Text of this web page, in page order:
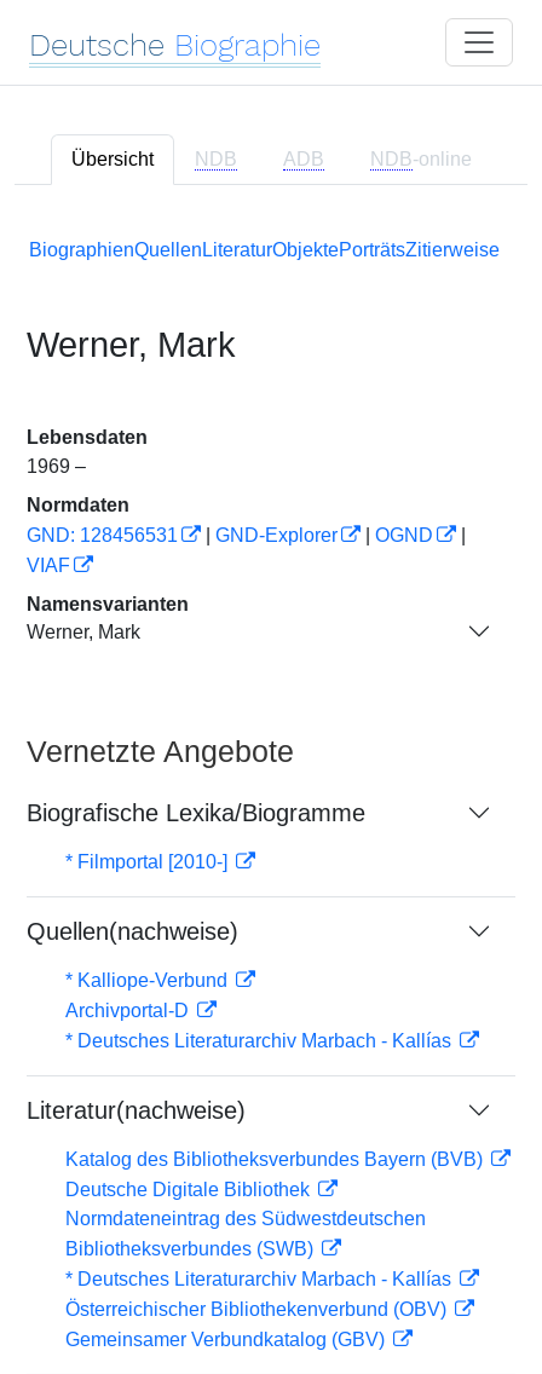
Deutsche Biographie
Übersicht NDB ADB NDB-online
BiographienQuellen LiteraturObjektePorträtsZitierweise
Werner, Mark
Lebensdaten
1969 –
Normdaten
GND: 128456531
GND-Explorer OGND
VIAF
Namensvarianten
Werner, Mark
Vernetzte Angebote
Biografische Lexika/Biogramme
* Filmportal [2010-]
Quellen(nachweise)
* Kalliope-Verbund
Archivportal-D
* Deutsches Literaturarchiv Marbach - Kallías
Literatur(nachweise)
Katalog des Bibliotheksverbundes Bayern (BVB)
Deutsche Digitale Bibliothek
Normdateneintrag des Südwestdeutschen
Bibliotheksverbundes (SWB)
* Deutsches Literaturarchiv Marbach - Kallías
Österreichischer Bibliothekenverbund (OBV)
Gemeinsamer Verbundkatalog (GBV)